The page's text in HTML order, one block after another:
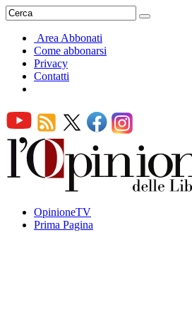
Area Abbonati
Come abbonarsi
Privacy
Contatti
OpinioneTV
Prima Pagina